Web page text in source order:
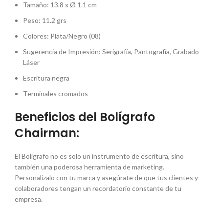
Tamaño: 13.8 x Ø 1.1 cm
Peso: 11.2 grs
Colores: Plata/Negro (08)
Sugerencia de Impresión: Serigrafía, Pantografía, Grabado
Láser
Escritura negra
Terminales cromados
Beneficios del Bolígrafo
Chairman:
El Bolígrafo no es solo un instrumento de escritura, sino
también una poderosa herramienta de marketing.
Personalízalo con tu marca y asegúrate de que tus clientes y
colaboradores tengan un recordatorio constante de tu
empresa.